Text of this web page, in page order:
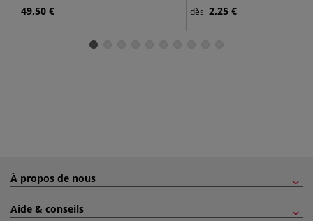
49,50 € dès 2,25 €
À propos de nous
Aide & conseils